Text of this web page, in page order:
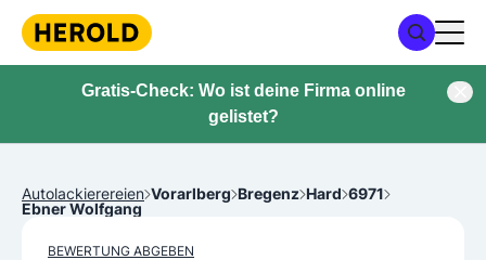
Gratis-Check: Wo ist deine Firma online
gelistet?
Autolackierereien Vorarlberg Bregenz Hard 6971
Ebner Wolfgang
BEWERTUNG ABGEBEN